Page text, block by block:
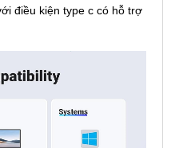
điều kiện type c có hỗ trợ